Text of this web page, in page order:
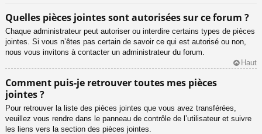
Quelles pièces jointes sont autorisées sur ce forum ?
Chaque administrateur peut autoriser ou interdire certains types de pièces
jointes. Si vous n’êtes pas certain de savoir ce qui est autorisé ou non,
nous vous invitons à contacter un administrateur du forum.
Haut
Comment puis-je retrouver toutes mes pièces
jointes ?
Pour retrouver la liste des pièces jointes que vous avez transférées,
veuillez vous rendre dans le panneau de contrôle de l’utilisateur et suivre
les liens vers la section des pièces jointes.